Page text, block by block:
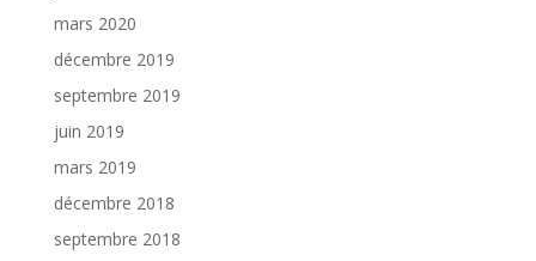
mars 2020
décembre 2019
septembre 2019
juin 2019
mars 2019
décembre 2018
septembre 2018